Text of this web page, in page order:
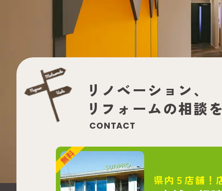
リノベーション、
リフォームの相談
CONTACT
県内５店舗！